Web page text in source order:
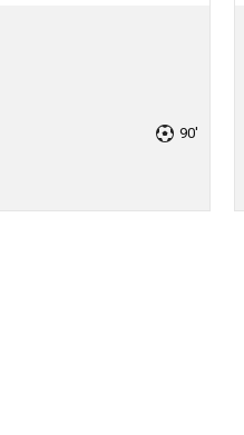
90'